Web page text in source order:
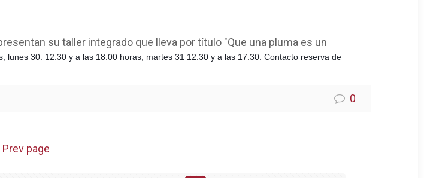
su taller integrado que lleva por título "Que una pluma es un
lunes 30. 12.30 y a las 18.00 horas, martes 31 12.30 y a las 17.30. Contacto reserva de
0
Prev page